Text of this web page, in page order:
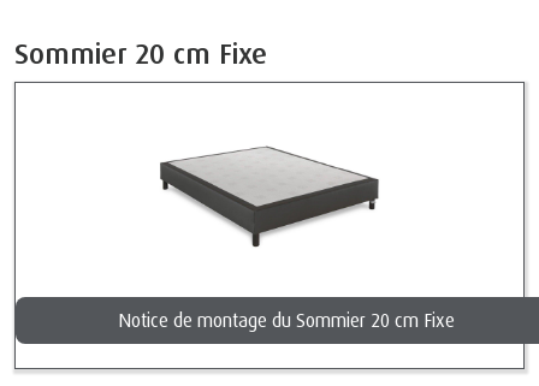
Sommier 20 cm Fixe
Notice de montage du Sommier 20 cm Fixe